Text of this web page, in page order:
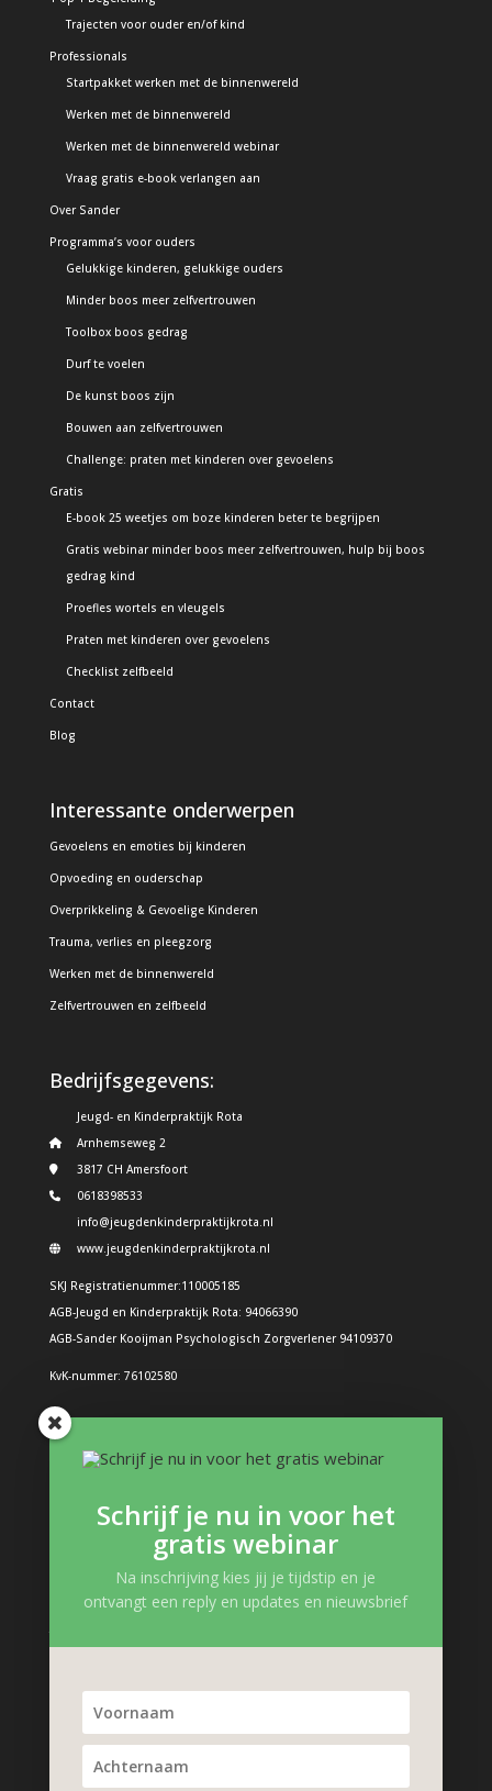
Trajecten voor ouder en/of kind
Professionals
Startpakket werken met de binnenwereld
Werken met de binnenwereld
Werken met de binnenwereld webinar
Vraag gratis e-book verlangen aan
Over Sander
Programma’s voor ouders
Gelukkige kinderen, gelukkige ouders
Minder boos meer zelfvertrouwen
Toolbox boos gedrag
Durf te voelen
De kunst boos zijn
Bouwen aan zelfvertrouwen
Challenge: praten met kinderen over gevoelens
Gratis
E-book 25 weetjes om boze kinderen beter te begrijpen
Gratis webinar minder boos meer zelfvertrouwen, hulp bij boos
gedrag kind
Proefles wortels en vleugels
Praten met kinderen over gevoelens
Checklist zelfbeeld
Contact
Blog
Interessante onderwerpen
Gevoelens en emoties bij kinderen
Opvoeding en ouderschap
Overprikkeling & Gevoelige Kinderen
Trauma, verlies en pleegzorg
Werken met de binnenwereld
Zelfvertrouwen en zelfbeeld
Bedrijfsgegevens:
Jeugd- en Kinderpraktijk Rota
Arnhemseweg 2
3817 CH Amersfoort
0618398533
info@jeugdenkinderpraktijkrota.nl
www.jeugdenkinderpraktijkrota.nl
SKJ Registratienummer:110005185
AGB-Jeugd en Kinderpraktijk Rota: 94066390
AGB-Sander Kooijman Psychologisch Zorgverlener 94109370
KvK-nummer: 76102580
Problemen bij kinderen
Structuur in de dag: Hoe doe je dat?
Boeken en interessante links
Gevoelens kind
Zelfvertrouwen kind
Trauma, verlies en pleegzorg
Gedragsproblemen
Schrijf je nu in voor het
gratis webinar
Na inschrijving kies jij je tijdstip en je
ontvangt een reply en updates en nieuwsbrief